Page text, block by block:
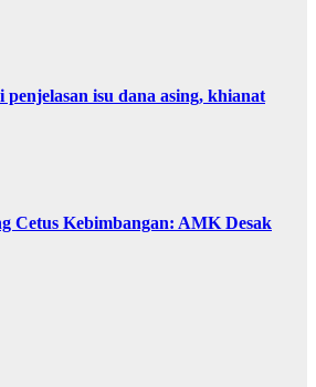
isu dana asing, khianat
Cetus Kebimbangan: AMK Desak